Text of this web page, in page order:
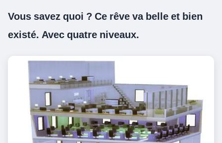
Vous savez quoi ? Ce rêve va belle et bien
existé. Avec quatre niveaux.